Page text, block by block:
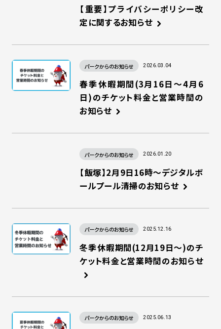
【重要】プライバシーポリシー改
定に関するお知らせ
パークからのお知らせ 2026.03.04
春季休暇期間(3月16日～4月6
日)のチケット料金と営業時間の
お知らせ
パークからのお知らせ 2026.01.20
【飯塚】2月9日16時～デジタルボ
ールプール清掃のお知らせ
パークからのお知らせ 2025.12.16
冬季休暇期間(12月19日～)のチ
ケット料金と営業時間のお知らせ
パークからのお知らせ 2025.06.13